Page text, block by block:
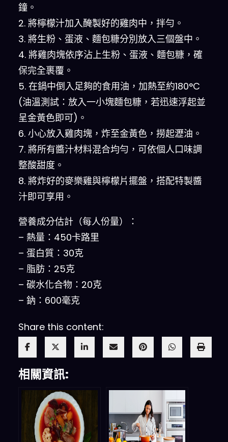
鐘。
2. 將檸檬汁加入醃製好的雞肉中，拌勻。
3. 將生粉、蛋液、麵包糠分別放入三個盤中。
4. 將雞肉塊依序沾上生粉、蛋液、麵包糠，確
保完全裹覆。
5. 在鍋中倒入足夠的食用油，加熱至約180°C
(油溫測試：放入一小塊麵包糠，若迅速浮起並
呈金黃色即可)。
6. 小心放入雞肉塊，炸至金黃色，撈起瀝油。
7. 將所有醬汁材料混合均勻，可依個人口味調
整酸甜度。
8. 將炸好的麥樂雞與檸檬片擺盤，搭配特製醬
汁即可享用。
營養成分估計（每人份量）：
– 熱量：450卡路里
– 蛋白質：30克
– 脂肪：25克
– 碳水化合物：20克
– 鈉：600毫克
Share this content:
相關資訊: